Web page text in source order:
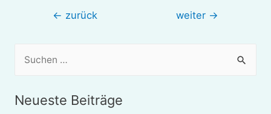
Beitragsnavigation
← zurück weiter →
Neueste Beiträge